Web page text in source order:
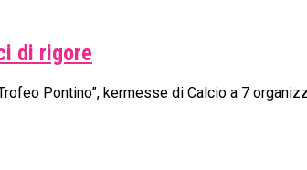
di rigore
Pontino”, kermesse di Calcio a 7